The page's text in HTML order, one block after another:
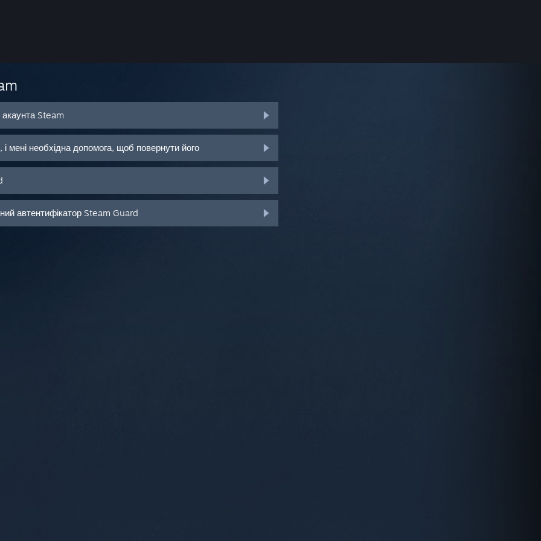
акаунта Steam
мені необхідна допомога, щоб повернути його
автентифікатор Steam Guard